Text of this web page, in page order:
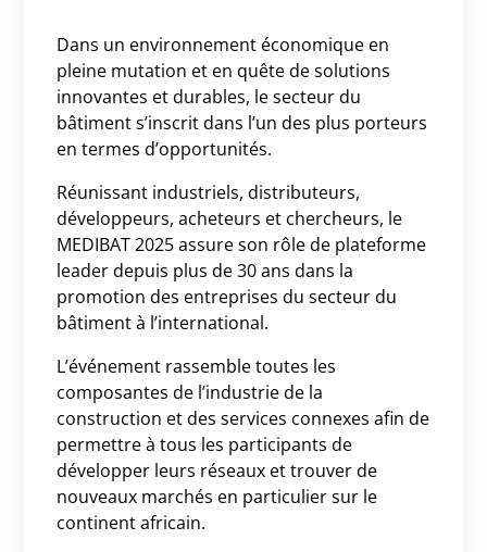
Dans un environnement économique en
pleine mutation et en quête de solutions
innovantes et durables, le secteur du
bâtiment s’inscrit dans l’un des plus porteurs
en termes d’opportunités.
Réunissant industriels, distributeurs,
développeurs, acheteurs et chercheurs, le
MEDIBAT 2025 assure son rôle de plateforme
leader depuis plus de 30 ans dans la
promotion des entreprises du secteur du
bâtiment à l’international.
L’événement rassemble toutes les
composantes de l’industrie de la
construction et des services connexes afin de
permettre à tous les participants de
développer leurs réseaux et trouver de
nouveaux marchés en particulier sur le
continent africain.